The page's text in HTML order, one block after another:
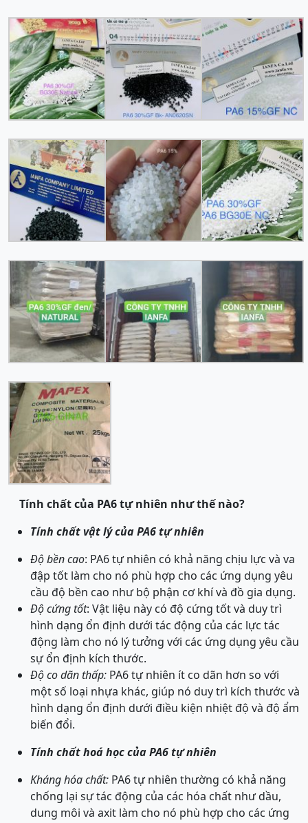
Tính chất của PA6 tự nhiên như thế nào?
Tính chất vật lý của PA6 tự nhiên
Độ bền cao: PA6 tự nhiên có khả năng chịu lực và va
đập tốt làm cho nó phù hợp cho các ứng dụng yêu
cầu độ bền cao như bộ phận cơ khí và đồ gia dụng.
Độ cứng tốt: Vật liệu này có độ cứng tốt và duy trì
hình dạng ổn định dưới tác động của các lực tác
động làm cho nó lý tưởng với các ứng dụng yêu cầu
sự ổn định kích thước.
Độ co dãn thấp: PA6 tự nhiên ít co dãn hơn so với
một số loại nhựa khác, giúp nó duy trì kích thước và
hình dạng ổn định dưới điều kiện nhiệt độ và độ ẩm
biến đổi.
Tính chất hoá học của PA6 tự nhiên
Kháng hóa chất: PA6 tự nhiên thường có khả năng
chống lại sự tác động của các hóa chất như dầu,
dung môi và axit làm cho nó phù hợp cho các ứng